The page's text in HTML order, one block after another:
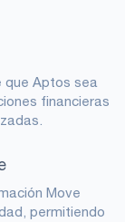
que Aptos sea
financieras
Move
permitiendo